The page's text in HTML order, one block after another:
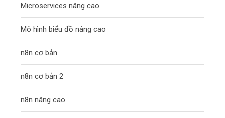
Microservices nâng cao
Mô hình biểu đồ nâng cao
n8n cơ bản
n8n cơ bản 2
n8n nâng cao